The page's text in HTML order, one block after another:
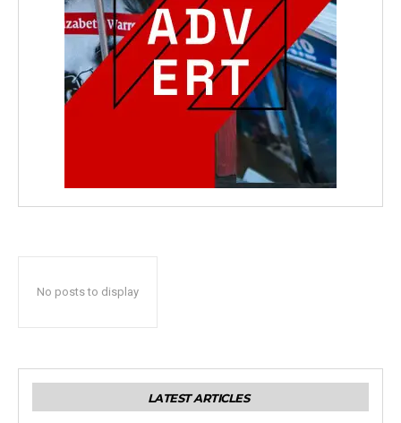
No posts to display
LATEST ARTICLES